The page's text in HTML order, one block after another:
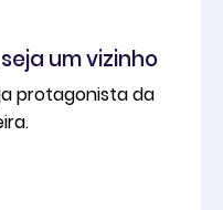
um vizinho
protagonista da